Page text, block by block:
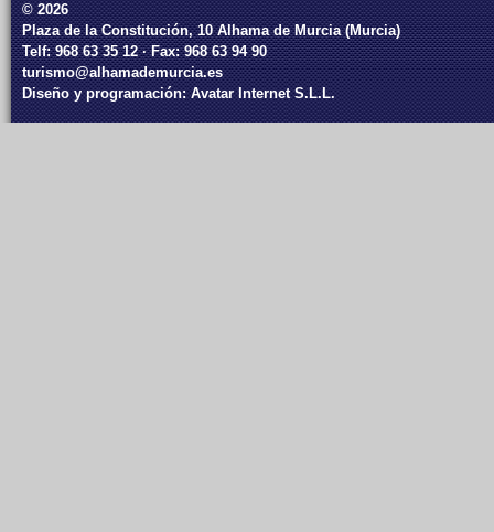
© 2026
Plaza de la Constitución, 10 Alhama de Murcia (Murcia)
Telf: 968 63 35 12 · Fax: 968 63 94 90
turismo@alhamademurcia.es
Diseño y programación:Avatar Internet S.L.L.